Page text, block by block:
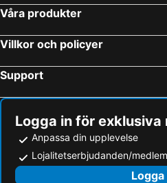
Miami, Florida Hotell
San Francisco, Kalifornien Hotell
Våra produkter
Villkor och policyer
Support
Logga in för
Anpassa din upplevelse
Lojalitetserbjudanden/
Logga